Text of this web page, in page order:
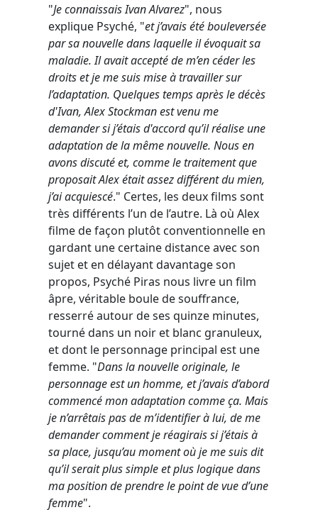
"Je connaissais Ivan Alvarez", nous
explique Psyché, "et j’avais été bouleversée
par sa nouvelle dans laquelle il évoquait sa
maladie. Il avait accepté de m’en céder les
droits et je me suis mise à travailler sur
l’adaptation. Quelques temps après le décès
d'Ivan, Alex Stockman est venu me
demander si j’étais d'accord qu’il réalise une
adaptation de la même nouvelle. Nous en
avons discuté et, comme le traitement que
proposait Alex était assez différent du mien,
j’ai acquiescé." Certes, les deux films sont
très différents l’un de l’autre. Là où Alex
filme de façon plutôt conventionnelle en
gardant une certaine distance avec son
sujet et en délayant davantage son
propos, Psyché Piras nous livre un film
âpre, véritable boule de souffrance,
resserré autour de ses quinze minutes,
tourné dans un noir et blanc granuleux,
et dont le personnage principal est une
femme. "Dans la nouvelle originale, le
personnage est un homme, et j’avais d’abord
commencé mon adaptation comme ça. Mais
je n’arrêtais pas de m’identifier à lui, de me
demander comment je réagirais si j’étais à
sa place, jusqu’au moment où je me suis dit
qu’il serait plus simple et plus logique dans
ma position de prendre le point de vue d’une
femme".